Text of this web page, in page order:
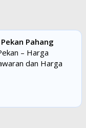
Pahang
– Harga
dan Harga